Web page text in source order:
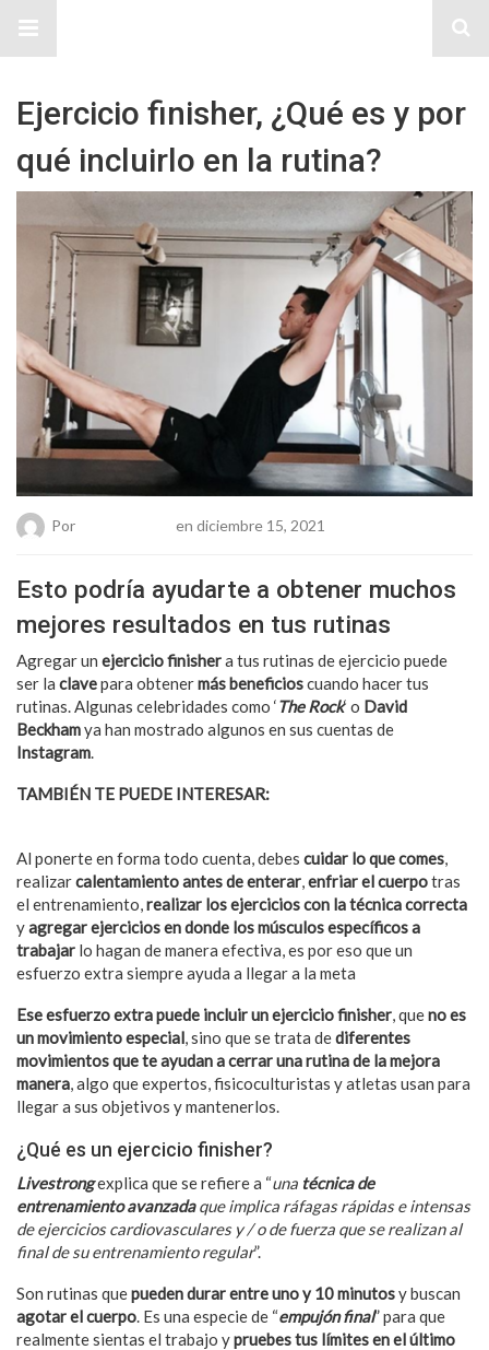
Ejercicio finisher, ¿Qué es y por
qué incluirlo en la rutina?
Por en diciembre 15, 2021
Esto podría ayudarte a obtener muchos
mejores resultados en tus rutinas
Agregar un ejercicio finishera tus rutinas de ejercicio puede
ser la clavepara obtenermás beneficioscuando hacer tus
rutinas. Algunas celebridades como ‘The Rock‘ o David
Beckhamya han mostrado algunos en sus cuentas de
Instagram.
TAMBIÉN TE PUEDE INTERESAR:
Al ponerte en forma todo cuenta, debes cuidar lo que comes,
realizarcalentamiento antes de enterar,enfriar el cuerpotras
el entrenamiento,realizar los ejercicios con la técnica correcta
yagregar ejercicios en donde los músculos específicos a
trabajar lo hagan de manera efectiva, es por eso que un
esfuerzo extra siempre ayuda a llegar a la meta
Ese esfuerzo extra puede incluir un ejercicio finisher, queno es
un movimiento especial, sino que se trata dediferentes
movimientos que te ayudan a cerrar una rutina de la mejora
manera, algo que expertos, fisicoculturistas y atletas usan para
llegar a sus objetivos y mantenerlos.
¿Qué es un ejercicio finisher?
Livestrongexplica que se refiere a “una técnica de
entrenamiento avanzadaque implica ráfagas rápidas e intensas
de ejercicios cardiovasculares y / o de fuerza que se realizan al
final de su entrenamiento regular”.
Son rutinas quepueden durar entre uno y 10 minutosy buscan
agotar el cuerpo. Es una especie de “empujón final” para que
realmente sientas el trabajo ypruebes tus límites en el último